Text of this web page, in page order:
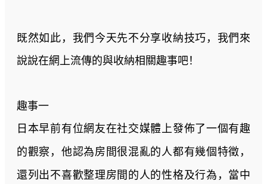
既然如此，我們今天先不分享收納技巧，我們來
說說在網上流傳的與收納相關趣事吧！
趣事一
日本早前有位網友在社交媒體上發佈了一個有趣
的觀察，他認為房間很混亂的人都有幾個特徵，
還列出不喜歡整理房間的人的性格及行為，當中